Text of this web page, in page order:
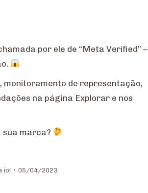
por ele de “Meta Verified” –
monitoramento de representação,
na página Explorar e nos
sua marca?
io! 05/04/2023